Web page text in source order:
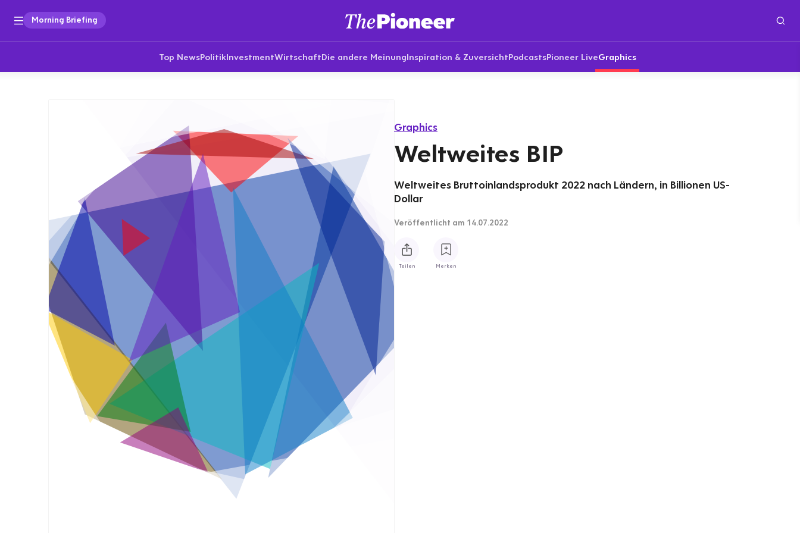
Morning Briefing
Top NewsPolitikInvestmentWirtschaftDie andere MeinungInspiration & ZuversichtPodcastsPioneer LiveGraphics
Graphics
Weltweites BIP
Weltweites Bruttoinlandsprodukt 2022 nach Ländern, in Billionen US-
Dollar
Veröffentlicht am 14.07.2022
Teilen Merken